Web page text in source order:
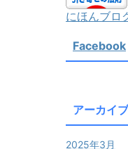
にほんブロ
Facebook
アーカイブ
2025年3月